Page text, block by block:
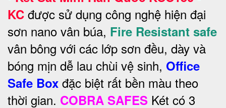
KC được sử dụng công nghệ hiện đại
sơn nano vân búa, Fire Resistant safe
vân bông với các lớp sơn đều, dày và
bóng mịn dễ lau chùi vệ sinh, Office
Safe Box đặc biệt rất bền màu theo
thời gian. COBRA SAFES Két có 3